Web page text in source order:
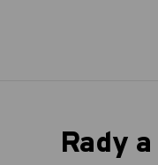
Rady